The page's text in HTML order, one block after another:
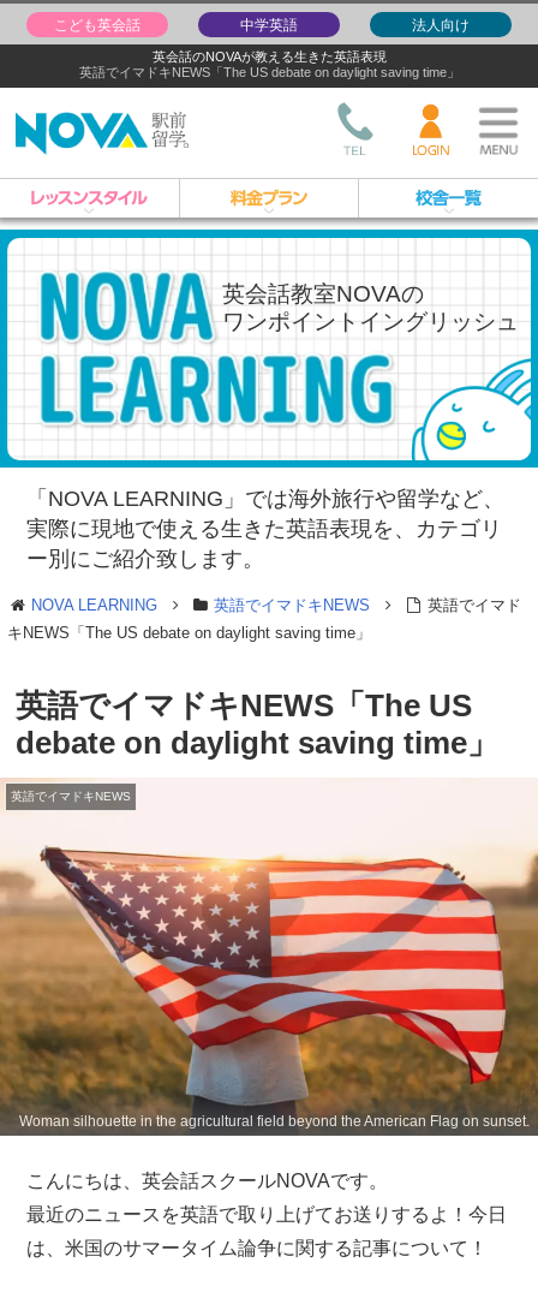
英会話のNOVAが教える生きた英語表現
英語でイマドキNEWS「The US debate on daylight saving time」
こども英会話 中学英語 法人向け
英会話教室NOVAの
ワンポイントイングリッシュ
「NOVA LEARNING」では海外旅行や留学など、
実際に現地で使える生きた英語表現を、 カテゴリ
ー別にご紹介致します。
NOVA LEARNING 英語でイマドキNEWS
英語でイマド
キNEWS「The US debate on daylight saving time」
英語でイマドキNEWS「The US
debate on daylight saving time」
英語でイマドキNEWS
Woman silhouette in the agricultural field beyond the American Flag on sunset.
こんにちは、英会話スクールNOVAです。
最近のニュースを英語で取り上げてお送りするよ！今日
は、米国のサマータイム論争に関する記事について！